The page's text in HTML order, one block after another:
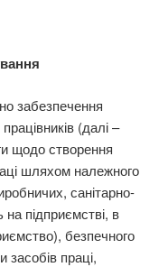
забезпечення
(далі –
щодо створення
шляхом належного
санітарно-
підприємстві, в
безпечного
засобів праці,